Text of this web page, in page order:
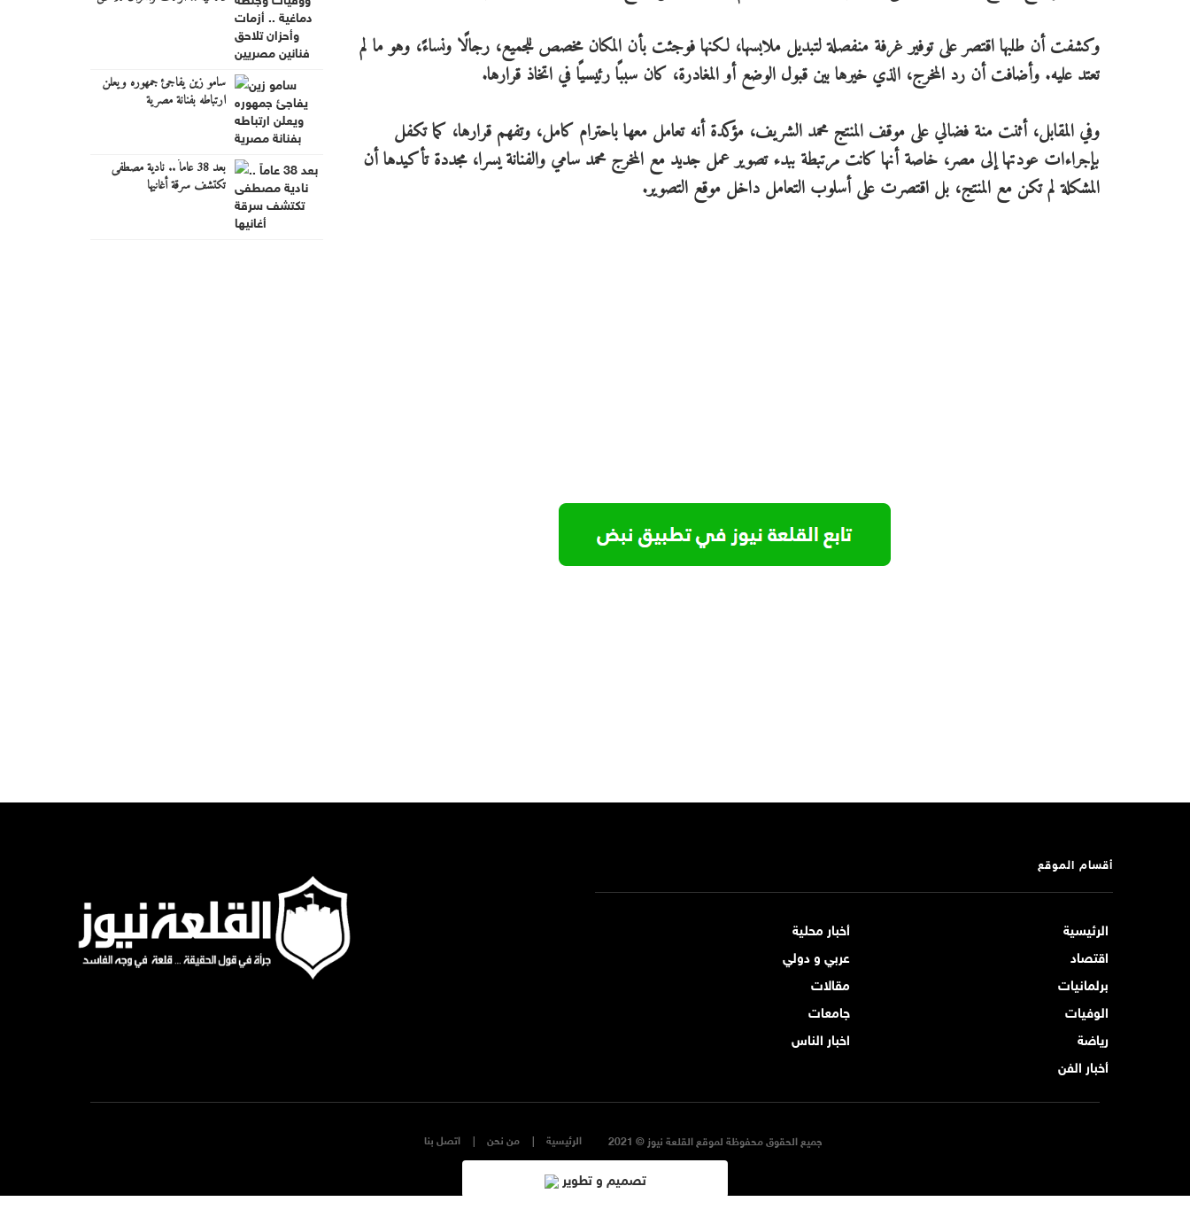
وكشفت أن طلبها اقتصر على توفير غرفة منفصلة لتبديل ملابسها، لكنها فوجئت بأن المكان مخصص للجميع، رجالًا ونساءً، وهو ما لم
تعتد عليه. وأضافت أن رد المخرج، الذي خيرها بين قبول الوضع أو المغادرة، كان سببًا رئيسيًا في اتخاذ قرارها.
وفي المقابل، أثنت منة فضالي على موقف المنتج محمد الشريف، مؤكدة أنه تعامل معها باحترام كامل، وتفهم قرارها، كما تكفل
بإجراءات عودتها إلى مصر، خاصة أنها كانت مرتبطة ببدء تصوير عمل جديد مع المخرج محمد سامي والفنانة يسرا، مجددة تأكيدها أن
المشكلة لم تكن مع المنتج، بل اقتصرت على أسلوب التعامل داخل موقع التصوير.
سامو زين يفاجئ جمهوره ويعلن
ارتباطه بفنانة مصرية
بعد 38 عاماً .. نادية مصطفى
تكتشف سرقة أغانيها
أقسام الموقع
الرئيسية
أخبار محلية
اقتصاد
عربي و دولي
برلمانيات
مقالات
الوفيات
جامعات
رياضة
اخبار الناس
أخبار الفن
جميع الحقوق محفوظة لموقع القلعة نيوز © 2021 اتصل بنا من نحن الرئيسية
تصميم و تطوير